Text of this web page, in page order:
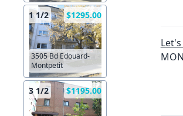
1 1/2 $1295.00
3505 Bd Edouard-
Montpetit
3 1/2 $1195.00